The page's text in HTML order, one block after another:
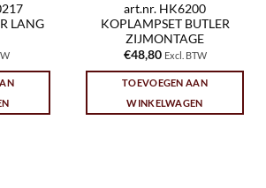
LANG
art.nr. HK6200
KOPLAMPSET BUTLER
ZIJMONTAGE
€48,80 Excl. BTW
TOEVOEGEN AAN
WINKELWAGEN